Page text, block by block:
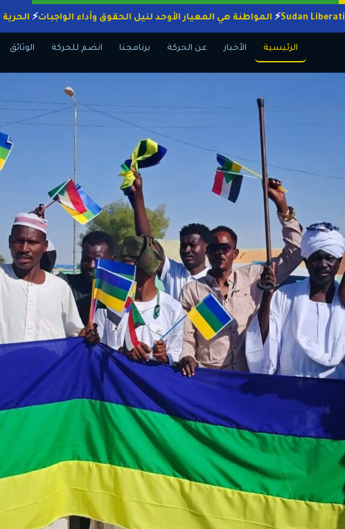
المواطنة هي المعيار الأوحد لنيل الحقوق وأداء الواجبات
الرئيسية الأخبار عن الحركة برنامجنا انضم للحركة الوثائق